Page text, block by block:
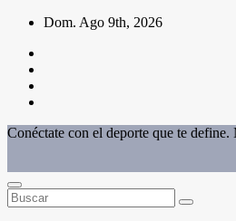
Saltar
contenido
Dom. Ago 9th, 2026
Conéctate con el deporte que te define.